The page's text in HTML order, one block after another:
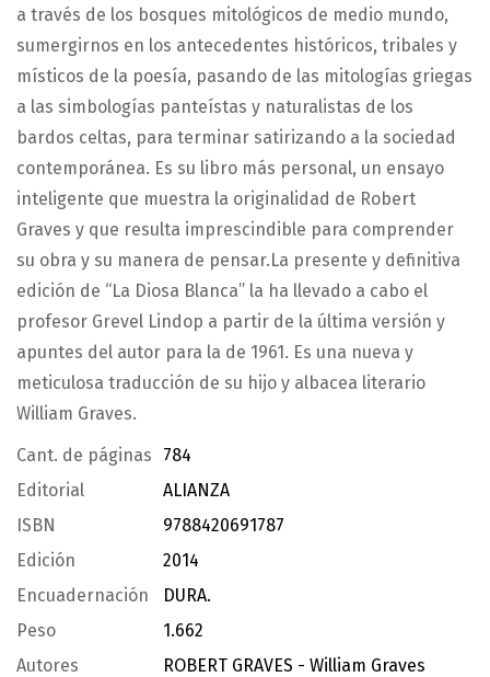
a través de los bosques mitológicos de medio mundo,
sumergirnos en los antecedentes históricos, tribales y
místicos de la poesía, pasando de las mitologías griegas
a las simbologías panteístas y naturalistas de los
bardos celtas, para terminar satirizando a la sociedad
contemporánea. Es su libro más personal, un ensayo
inteligente que muestra la originalidad de Robert
Graves y que resulta imprescindible para comprender
su obra y su manera de pensar.La presente y definitiva
edición de “La Diosa Blanca” la ha llevado a cabo el
profesor Grevel Lindop a partir de la última versión y
apuntes del autor para la de 1961. Es una nueva y
meticulosa traducción de su hijo y albacea literario
William Graves.
Cant. de páginas
784
Editorial
ALIANZA
ISBN
9788420691787
Edición
2014
Encuadernación
DURA.
Peso
1.662
Autores
ROBERT GRAVES - William Graves